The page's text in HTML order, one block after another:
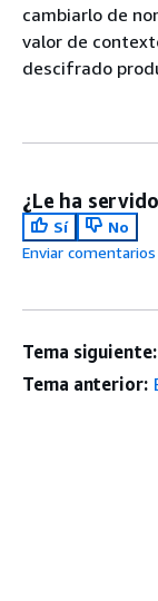
cambiarlo de
valor de
descifrado
¿Le ha
Sí
No
Enviar comentarios
Tema siguiente:
Tema anterior: